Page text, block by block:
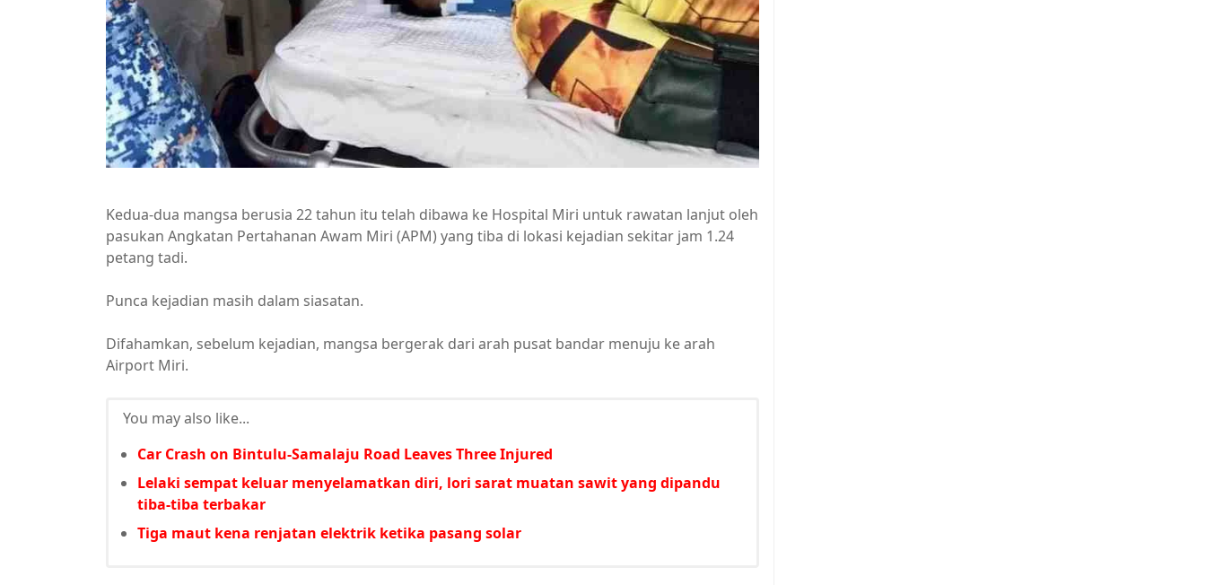
Kedua-dua mangsa berusia 22 tahun itu telah dibawa ke Hospital Miri untuk rawatan lanjut oleh
pasukan Angkatan Pertahanan Awam Miri (APM) yang tiba di lokasi kejadian sekitar jam 1.24
petang tadi.
Punca kejadian masih dalam siasatan.
Difahamkan, sebelum kejadian, mangsa bergerak dari arah pusat bandar menuju ke arah
Airport Miri.
You may also like...
Car Crash on Bintulu-Samalaju Road Leaves Three Injured
Lelaki sempat keluar menyelamatkan diri, lori sarat muatan sawit yang dipandu
tiba-tiba terbakar
Tiga maut kena renjatan elektrik ketika pasang solar